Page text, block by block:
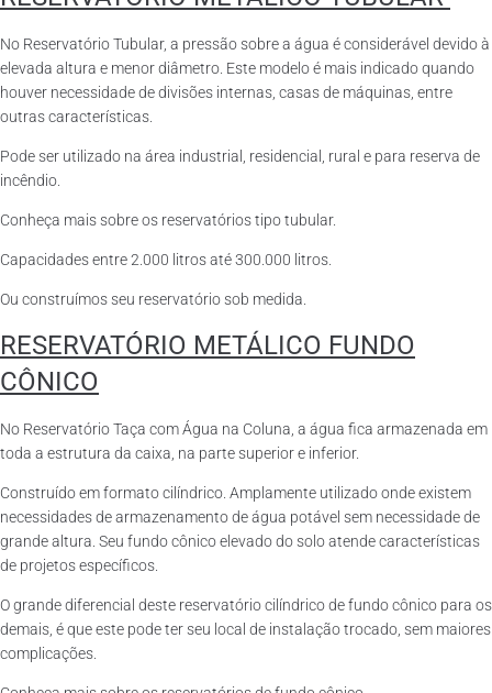
No Reservatório Tubular, a pressão sobre a água é considerável devido à
elevada altura e menor diâmetro. Este modelo é mais indicado quando
houver necessidade de divisões internas, casas de máquinas, entre
outras características.
Pode ser utilizado na área industrial, residencial, rural e para reserva de
incêndio.
Conheça mais sobre os reservatórios tipo tubular.
Capacidades entre 2.000 litros até 300.000 litros.
Ou construímos seu reservatório sob medida.
RESERVATÓRIO METÁLICO FUNDO
CÔNICO
No Reservatório Taça com Água na Coluna, a água fica armazenada em
toda a estrutura da caixa, na parte superior e inferior.
Construído em formato cilíndrico. Amplamente utilizado onde existem
necessidades de armazenamento de água potável sem necessidade de
grande altura. Seu fundo cônico elevado do solo atende características
de projetos específicos.
O grande diferencial deste reservatório cilíndrico de fundo cônico para os
demais, é que este pode ter seu local de instalação trocado, sem maiores
complicações.